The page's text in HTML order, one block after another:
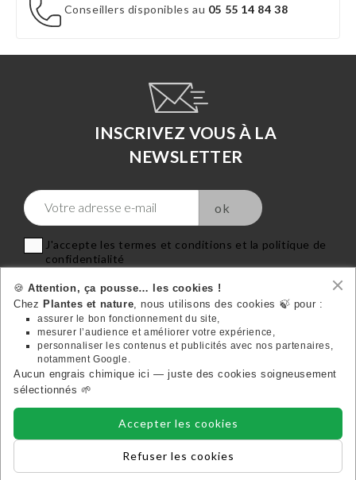
Conseillers disponibles au 05 55 14 84 38
INSCRIVEZ VOUS À LA
NEWSLETTER
J'accepte les termes et conditions et la politique de
confidentialité
VOTRE COMPTE 

🍪Attention, ça pousse… les cookies !
Chez Plantes et nature, nous utilisons des cookies 🍃 pour :
assurer le bon fonctionnement du site,
mesurer l’audience et améliorer votre expérience,
personnaliser les contenus et publicités avec nos partenaires,
notamment Google.
Aucun engrais chimique ici — juste des cookies soigneusement
sélectionnés 🌱
Accepter les cookies
Refuser les cookies